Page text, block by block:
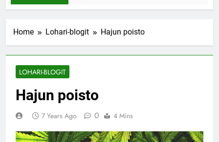
Home Lohari-blogit Hajun poisto
LOHARI-BLOGIT
Hajun poisto
7 Years Ago 0 4 Mins